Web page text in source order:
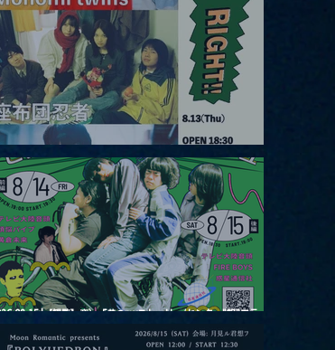
|【観覧】JUST RIGHT!! vol.26
|【観覧】夜）『巷のmyストーリー/センター"訳"フラ
シュ⚡️後編』